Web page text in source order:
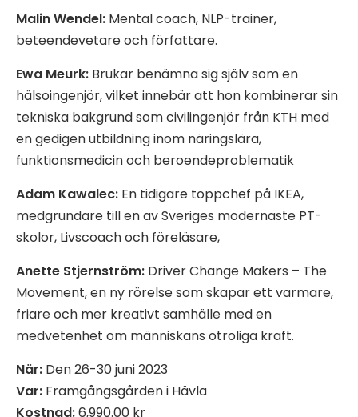
Malin Wendel: Mental coach, NLP-trainer,
beteendevetare och författare.
Ewa Meurk: Brukar benämna sig själv som en
hälsoingenjör, vilket innebär att hon kombinerar sin
tekniska bakgrund som civilingenjör från KTH med
en gedigen utbildning inom näringslära,
funktionsmedicin och beroendeproblematik
Adam Kawalec: En tidigare toppchef på IKEA,
medgrundare till en av Sveriges modernaste PT-
skolor, Livscoach och föreläsare,
Anette Stjernström: Driver Change Makers – The
Movement, en ny rörelse som skapar ett varmare,
friare och mer kreativt samhälle med en
medvetenhet om människans otroliga kraft.
När: Den 26-30 juni 2023
Var: Framgångsgården i Hävla
Kostnad:6,990.00 kr